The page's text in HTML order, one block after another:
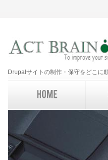
Drupalサイトの制作・保守をどこに